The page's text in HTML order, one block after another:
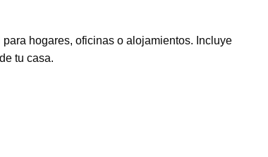
hogares, oficinas o alojamientos. Incluye
tu casa.